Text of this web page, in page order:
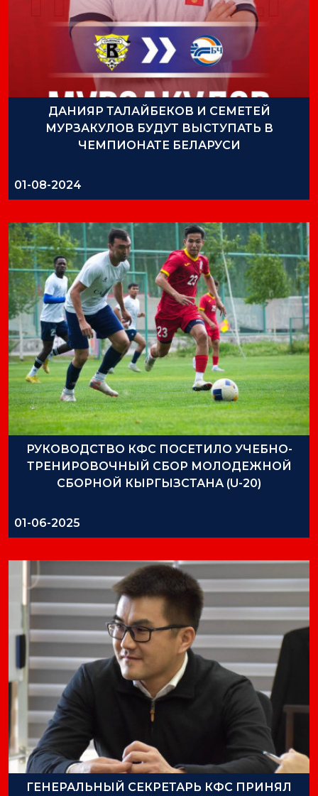
ДАНИЯР ТАЛАЙБЕКОВ И СЕМЕТЕЙ
МУРЗАКУЛОВ БУДУТ ВЫСТУПАТЬ В
ЧЕМПИОНАТЕ БЕЛАРУСИ
01-08-2024
РУКОВОДСТВО КФС ПОСЕТИЛО УЧЕБНО-
ТРЕНИРОВОЧНЫЙ СБОР МОЛОДЕЖНОЙ
СБОРНОЙ КЫРГЫЗСТАНА (U-20)
01-06-2025
ГЕНЕРАЛЬНЫЙ СЕКРЕТАРЬ КФС ПРИНЯЛ